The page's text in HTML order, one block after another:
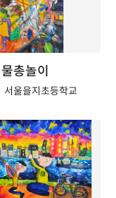
총놀이
서울을지초등학교